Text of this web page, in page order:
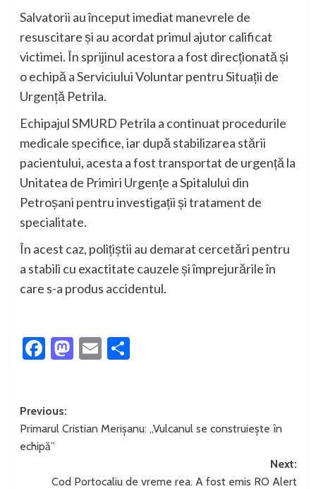
Salvatorii au început imediat manevrele de
resuscitare și au acordat primul ajutor calificat
victimei. În sprijinul acestora a fost direcționată și
o echipă a Serviciului Voluntar pentru Situații de
Urgență Petrila.
Echipajul SMURD Petrila a continuat procedurile
medicale specifice, iar după stabilizarea stării
pacientului, acesta a fost transportat de urgență la
Unitatea de Primiri Urgențe a Spitalului din
Petroșani pentru investigații și tratament de
specialitate.
În acest caz, polițiștii au demarat cercetări pentru
a stabili cu exactitate cauzele și împrejurările în
care s-a produs accidentul.
Facebook
Mastodon
EmailPartajează
Post
navigation
Previous:
Primarul Cristian Merișanu: „Vulcanul se construiește în
echipă”
Next:
Cod Portocaliu de vreme rea. A fost emis RO Alert